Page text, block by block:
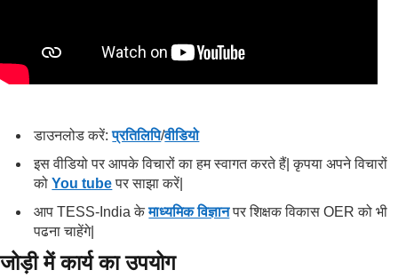
डाउनलोड करें:प्रतिलिपि/वीडियो
इस वीडियो पर आपके विचारों का हम स्वागत करते हैं| कृपया अपने विचारों
कोYou tubeपर साझा करें|
आप TESS-India केमाध्यमिक विज्ञानपर शिक्षक विकास OER को भी
पढना चाहेंगे|
जोड़ी में कार्य का उपयोग